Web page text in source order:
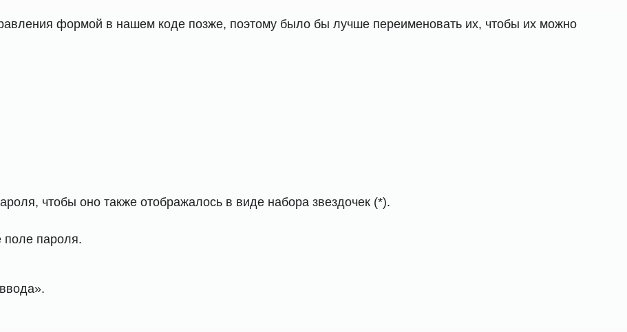
формой в нашем коде позже, поэтому было бы лучше переименовать их, чтобы их можно
чтобы оно также отображалось в виде набора звездочек (*).
поле пароля.